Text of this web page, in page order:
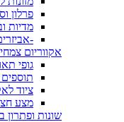
פרלון
מדיות
-
אקווריום
גופי
ציוד
מצע
שונות ופתרון